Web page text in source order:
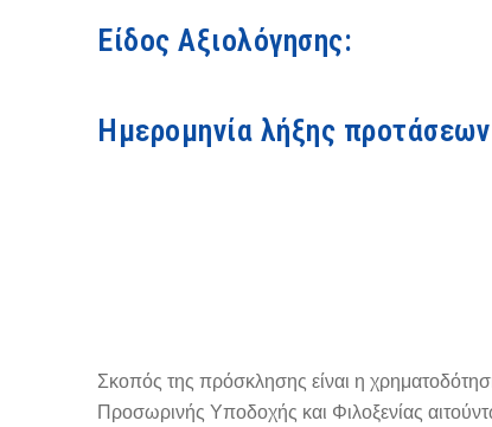
Είδος Αξιολόγησης:
Ημερομηνία λήξης
Σκοπός της πρόσκλησης είναι η
Προσωρινής Υποδοχής και Φιλοξενίας